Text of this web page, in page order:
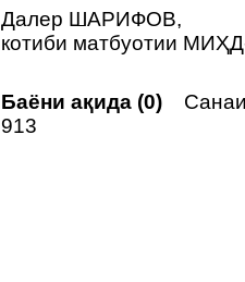
Далер ШАРИФОВ,
котиби матбуотии
Баёни ақида (0)
913